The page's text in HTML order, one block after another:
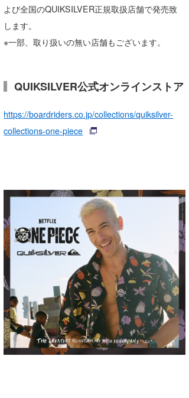
よび全国のQUIKSILVER正規取扱店舗で発売致
します。
※一部、取り扱いの無い店舗もございます。
QUIKSILVER公式オンラインストア
https://boardriders.co.jp/collections/quiksilver-
collections-one-piece